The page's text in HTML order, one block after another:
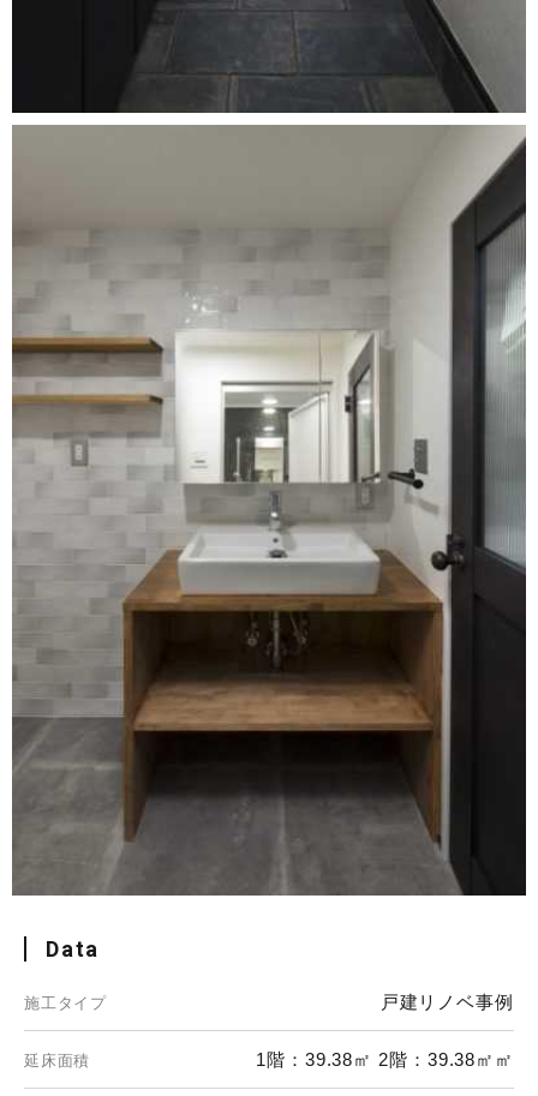
Data
施工タイプ 戸建リノベ事例
延床面積 1階：39.38㎡ 2階：39.38㎡㎡